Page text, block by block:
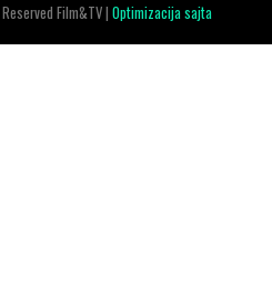
Film&TV |Optimizacija sajta